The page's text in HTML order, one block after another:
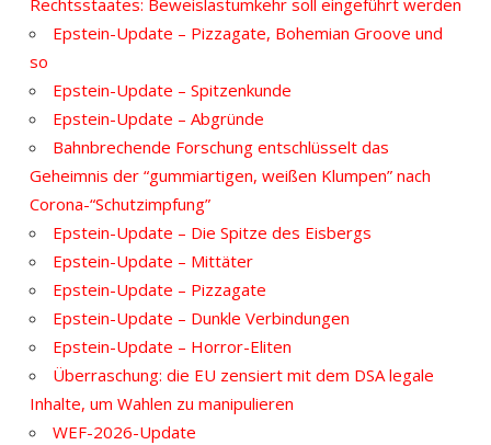
Rechtsstaates: Beweislastumkehr soll eingeführt werden
Epstein-Update – Pizzagate, Bohemian Groove und
so
Epstein-Update – Spitzenkunde
Epstein-Update – Abgründe
Bahnbrechende Forschung entschlüsselt das
Geheimnis der “gummiartigen, weißen Klumpen” nach
Corona-“Schutzimpfung”
Epstein-Update – Die Spitze des Eisbergs
Epstein-Update – Mittäter
Epstein-Update – Pizzagate
Epstein-Update – Dunkle Verbindungen
Epstein-Update – Horror-Eliten
Überraschung: die EU zensiert mit dem DSA legale
Inhalte, um Wahlen zu manipulieren
WEF-2026-Update